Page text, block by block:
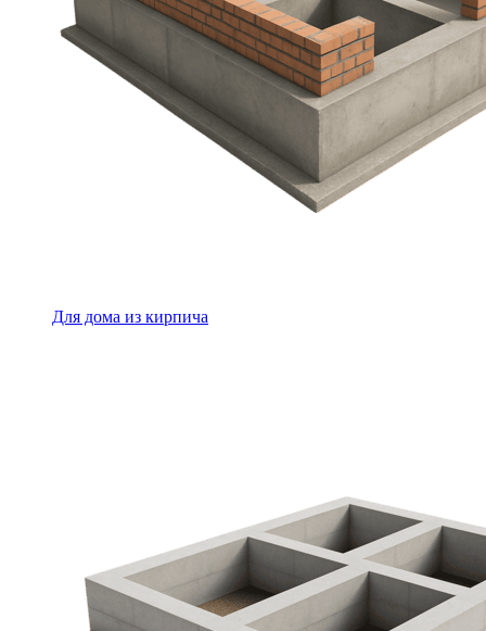
Для дома из кирпича